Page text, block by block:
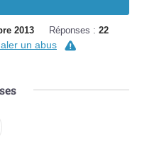
2013 Réponses : 22
un abus